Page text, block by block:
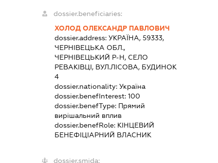
dossier.beneficiaries:
ХОЛОД ОЛЕКСАНДР ПАВЛОВИЧ
dossier.address: УКРАЇНА, 59333,
ЧЕРНІВЕЦЬКА ОБЛ.,
ЧЕРНІВЕЦЬКИЙ Р-Н, СЕЛО
РЕВАКІВЦІ, ВУЛ.ЛІСОВА, БУДИНОК
4
dossier.nationality: Україна
dossier.benefInterest: 100
dossier.benefType: Прямий
вирішальний вплив
dossier.benefRole: КІНЦЕВИЙ
БЕНЕФІЦІАРНИЙ ВЛАСНИК
dossier.smida: